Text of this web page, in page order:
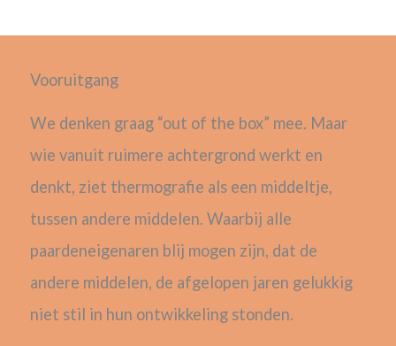
Vooruitgang
We denken graag “out of the box” mee. Maar
wie vanuit ruimere achtergrond werkt en
denkt, ziet thermografie als een middeltje,
tussen andere middelen. Waarbij alle
paardeneigenaren blij mogen zijn, dat de
andere middelen, de afgelopen jaren gelukkig
niet stil in hun ontwikkeling stonden.